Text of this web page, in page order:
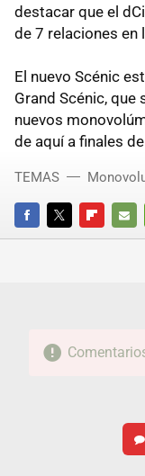
destacar que el
de 7 relaciones en
El nuevo Scénic
Grand Scénic, que
nuevos
de aquí a finales
FACEBOOKTWITTERFLIPBOARD
E-
TEMAS